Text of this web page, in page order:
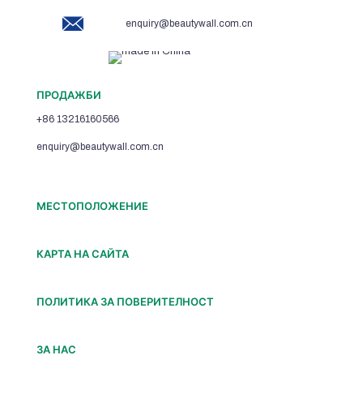
enquiry@beautywall.com.cn
ПРОДАЖБИ
+86 13216160566
enquiry@beautywall.com.cn
МЕСТОПОЛОЖЕНИЕ
КАРТА НА САЙТА
ПОЛИТИКА ЗА ПОВЕРИТЕЛНОСТ
ЗА НАС